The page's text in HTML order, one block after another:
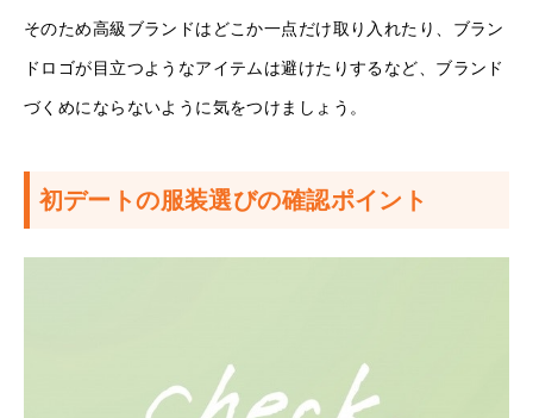
そのため高級ブランドはどこか一点だけ取り入れたり、ブラン
ドロゴが目立つようなアイテムは避けたりするなど、ブランド
づくめにならないように気をつけましょう。
初デートの服装選びの確認ポイント